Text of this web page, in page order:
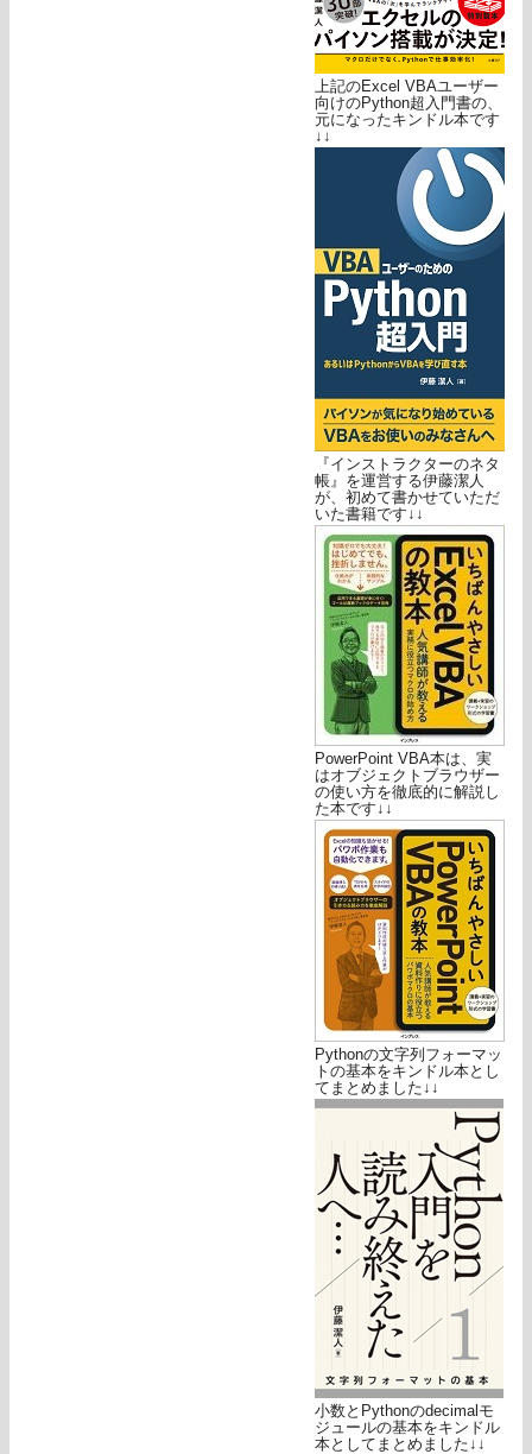
上記のExcel VBAユーザー
向けのPython超入門書の、
元になったキンドル本です
↓↓
『インストラクターのネタ
帳』を運営する伊藤潔人
が、初めて書かせていただ
いた書籍です↓↓
PowerPoint VBA本は、実
はオブジェクトブラウザー
の使い方を徹底的に解説し
た本です↓↓
Pythonの文字列フォーマッ
トの基本をキンドル本とし
てまとめました↓↓
小数とPythonのdecimalモ
ジュールの基本をキンドル
本としてまとめました↓↓